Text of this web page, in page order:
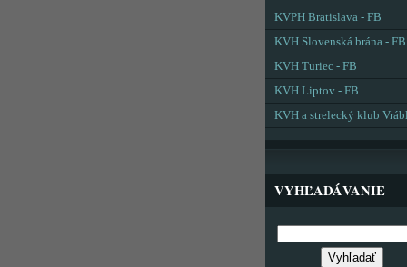
KVPH Bratislava - FB
KVH Slovenská brána - FB
KVH Turiec - FB
KVH Liptov - FB
KVH a strelecký klub
VYHĽADÁVANIE